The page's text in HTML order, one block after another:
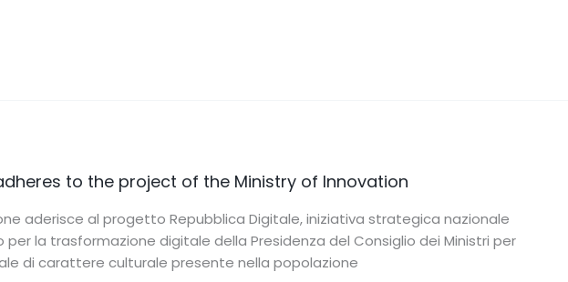
adheres to the project of the Ministry of Innovation
aderisce al progetto Repubblica Digitale, iniziativa strategica nazionale
la trasformazione digitale della Presidenza del Consiglio dei Ministri per
di carattere culturale presente nella popolazione